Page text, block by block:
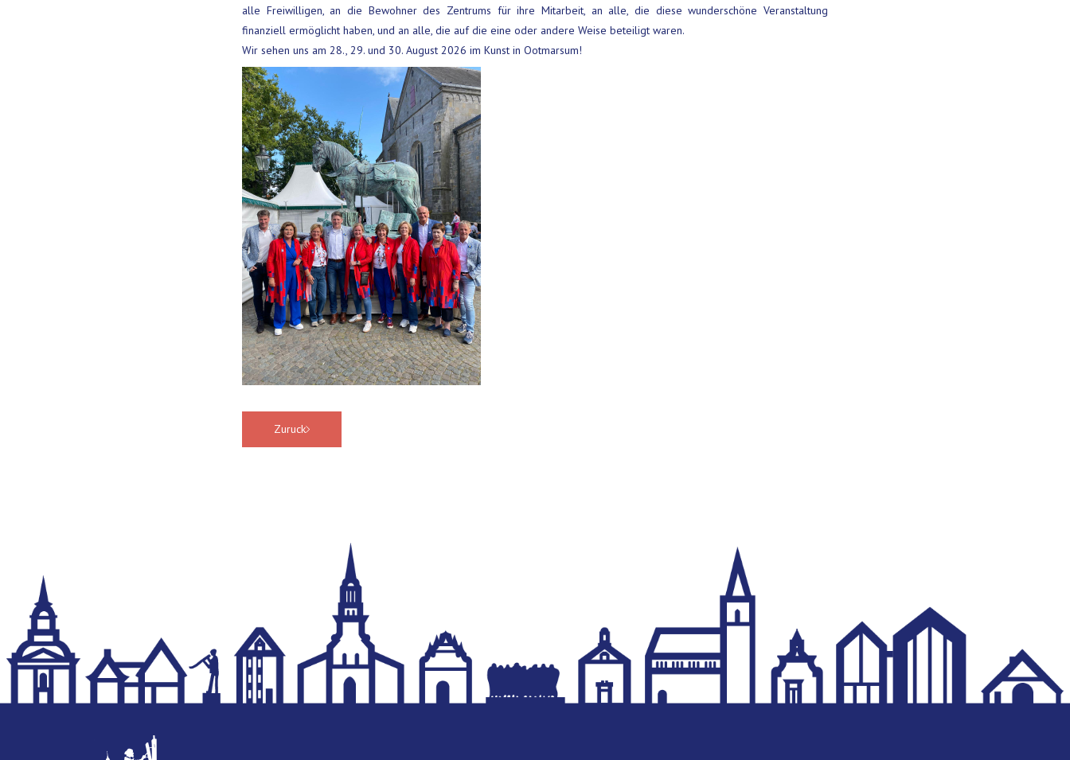
alle Freiwilligen, an die Bewohner des Zentrums für ihre Mitarbeit, an alle, die diese wunderschöne Veranstaltung
finanziell ermöglicht haben, und an alle, die auf die eine oder andere Weise beteiligt waren.
Wir sehen uns am 28., 29. und 30. August 2026 im Kunst in Ootmarsum!
Zuruck